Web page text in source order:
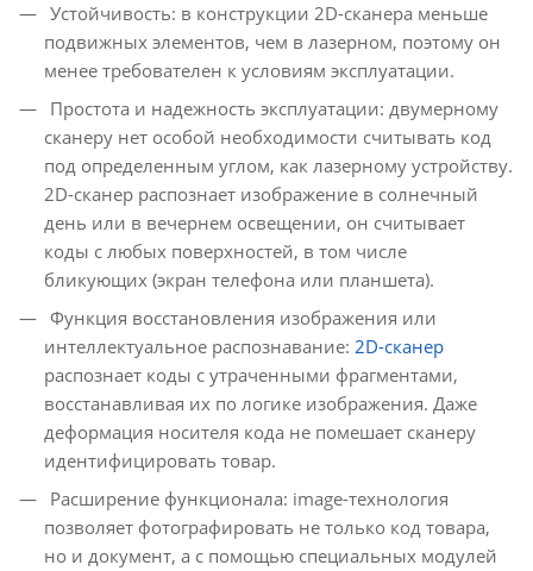
Устойчивость: в конструкции 2D-сканера меньше
подвижных элементов, чем в лазерном, поэтому он
менее требователен к условиям эксплуатации.
Простота и надежность эксплуатации: двумерному
сканеру нет особой необходимости считывать код
под определенным углом, как лазерному устройству.
2D-сканер распознает изображение в солнечный
день или в вечернем освещении, он считывает
коды с любых поверхностей, в том числе
бликующих (экран телефона или планшета).
Функция восстановления изображения или
интеллектуальное распознавание: 2D-сканер
распознает коды с утраченными фрагментами,
восстанавливая их по логике изображения. Даже
деформация носителя кода не помешает сканеру
идентифицировать товар.
Расширение функционала: image-технология
позволяет фотографировать не только код товара,
но и документ, а с помощью специальных модулей